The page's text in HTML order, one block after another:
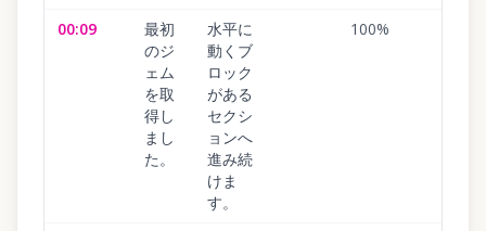
00:09
最初
のジ
ェム
を取
得し
まし
た。
水平に
動くブ
ロック
がある
セクシ
ョンへ
進み続
けま
す。
100%